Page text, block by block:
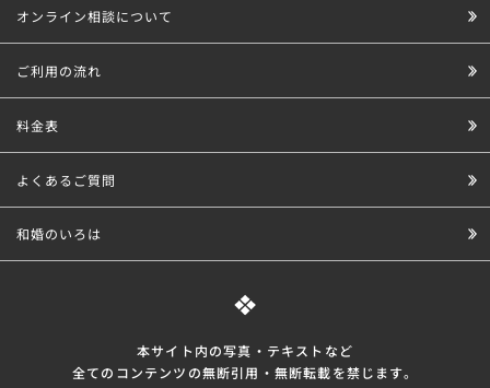
オンライン相談について
ご利用の流れ
料金表
よくあるご質問
和婚のいろは
本サイト内の写真・テキストなど
全てのコンテンツの無断引⽤・無断転載を禁じます。